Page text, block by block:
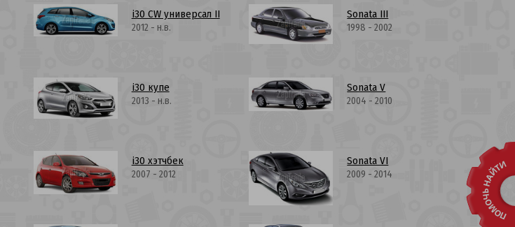
i30 CW универсал II
2012 - н.в.
i30 купе
2013 - н.в.
i30 хэтчбек
2007 - 2012
Sonata III
1998 - 2002
Sonata V
2004 - 2010
Sonata VI
2009 - 2014